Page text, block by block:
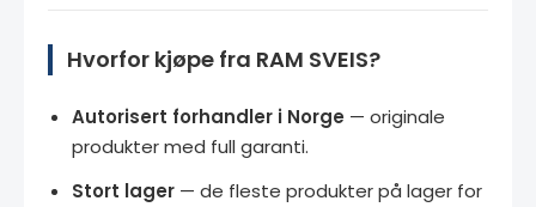
Hvorfor kjøpe fra RAM SVEIS?
Autorisert forhandler i Norge — originale
produkter med full garanti.
Stort lager — de fleste produkter på lager for